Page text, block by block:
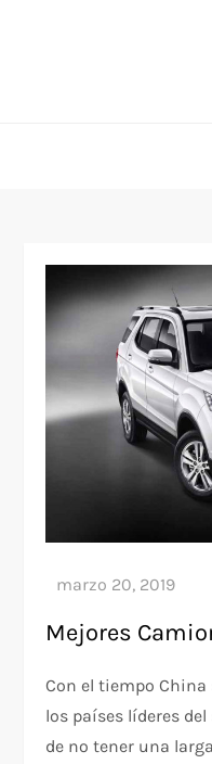
Mejores
Con el tiempo
los países líderes
de no tener una